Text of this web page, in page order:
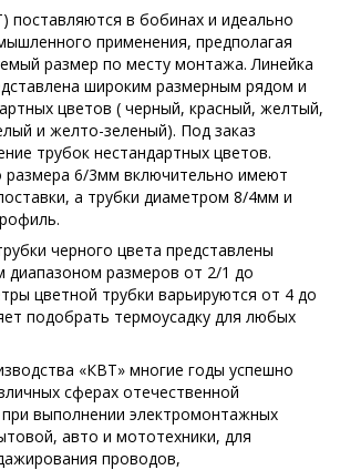
поставляются в бобинах и идеально
применения, предполагая
размер по месту монтажа. Линейка
широким размерным рядом и
цветов ( черный, красный, желтый,
и желто-зеленый). Под заказ
трубок нестандартных цветов.
размера 6/3мм включительно имеют
а трубки диаметром 8/4мм и
черного цвета представлены
диапазоном размеров от 2/1 до
цветной трубки варьируются от 4 до
подобрать термоусадку для любых
«КВТ» многие годы успешно
сферах отечественной
выполнении электромонтажных
авто и мототехники, для
проводов,